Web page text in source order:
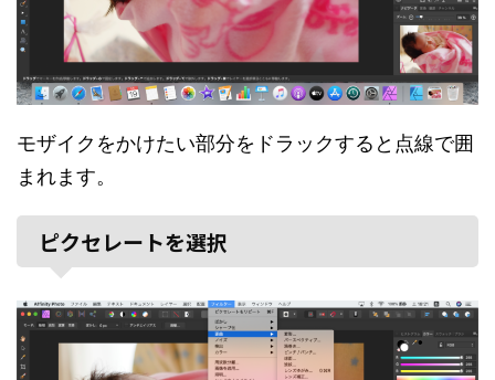
モザイクをかけたい部分をドラックすると点線で囲
まれます。
ピクセレートを選択